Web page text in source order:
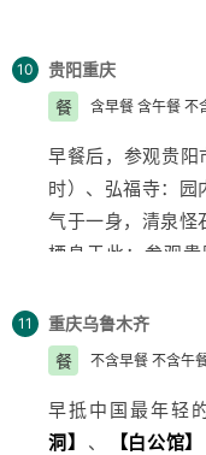
小时）—慈云寺、
门城楼与石板古道
10 贵阳重庆
餐
含早餐 含午餐 不
早餐后，参观贵
时）、弘福寺：园
气于一身，清泉怪
栖息于此；参观
30M）：始建于
挺秀”之意，中餐
后乘火车赴重庆。
11 重庆乌鲁木齐
餐
不含早餐 不含午
早抵中国最年轻
洞】
、 【白公馆】